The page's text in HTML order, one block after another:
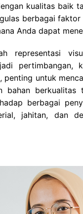
kualitas baik
berbagai
Anda dapat
representasi
pertimbangan,
penting untuk
bahan
berbagai
jahitan, dan